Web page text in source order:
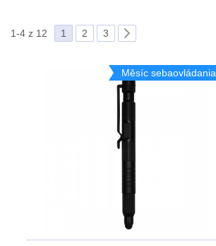
1-4 z 12 1 2 3
Měsíc sebaovládania